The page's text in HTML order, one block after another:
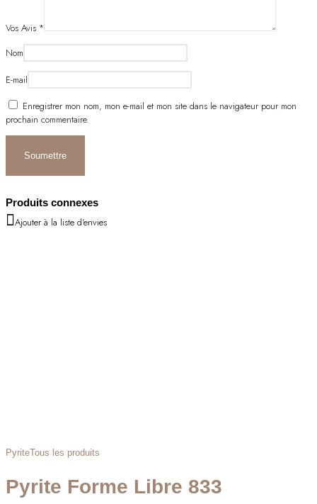
Vos Avis *
Nom
E-mail
Enregistrer mon nom, mon e-mail et mon site dans le navigateur pour mon
prochain commentaire.
Produits connexes
Ajouter à la liste d'envies
PyriteTous les produits
Pyrite Forme Libre 833